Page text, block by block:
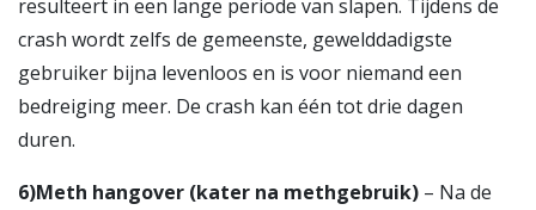
resulteert in een lange periode van slapen. Tijdens de
crash wordt zelfs de gemeenste, gewelddadigste
gebruiker bijna levenloos en is voor niemand een
bedreiging meer. De crash kan één tot drie dagen
duren.
6)Meth hangover (kater na methgebruik) – Na de